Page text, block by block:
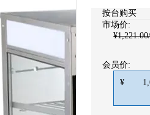
按台购买
市场价:
¥1,221.00
会员价:
¥